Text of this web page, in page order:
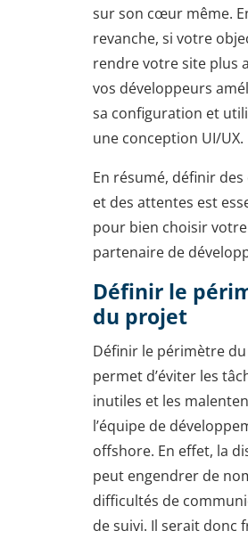
sur son cœur même.
revanche, si votre
rendre votre site plus
vos développeurs
sa configuration et
une conception UI/UX.
En résumé, définir
et des attentes est
pour bien choisir votre
partenaire de
Définir le
du projet
Définir le périmètre
permet d’éviter les
inutiles et les
l’équipe de
offshore. En effet, la
peut engendrer de
difficultés de
de suivi. Il serait donc